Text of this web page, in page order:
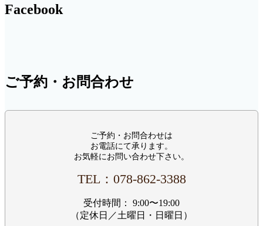
Facebook
ご予約・お問合わせ
ご予約・お問合わせは
お電話にて承ります。
お気軽にお問い合わせ下さい。
TEL：‭078-862-3388‬
受付時間： 9:00〜19:00
（定休日／土曜日・日曜日）